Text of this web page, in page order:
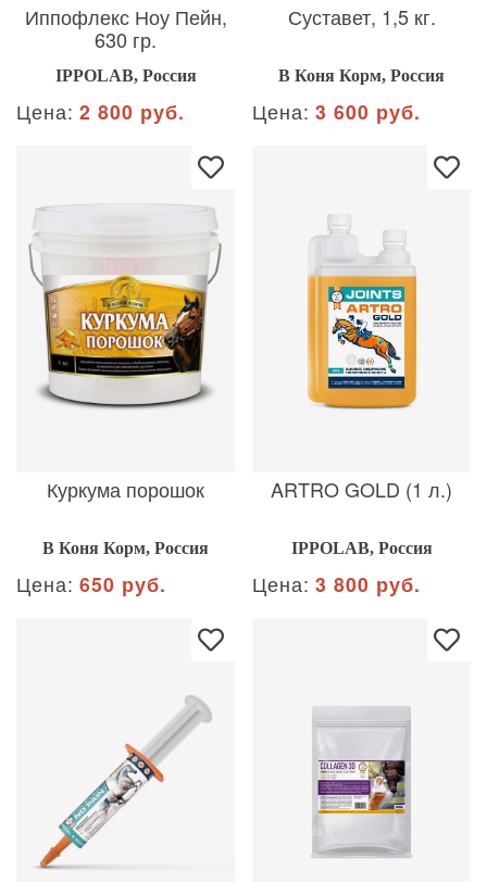
Иппофлекс Ноу Пейн,
630 гр.
IPPOLAB, Россия
Цена: 2 800 руб.
Суставет, 1,5 кг.
В Коня Корм, Россия
Цена: 3 600 руб.
Куркума порошок
В Коня Корм, Россия
Цена: 650 руб.
ARTRO GOLD (1 л.)
IPPOLAB, Россия
Цена: 3 800 руб.